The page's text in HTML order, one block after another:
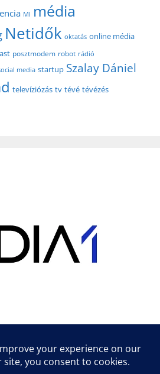
MI média
Netidők oktatás online média
posztmodem robot rádió
media startup Szalay Dániel
televíziózás tv tévé tévézés